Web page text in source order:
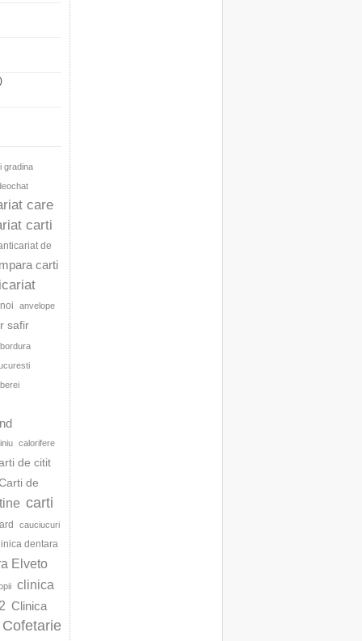
gradina
care
carti
de
carti
anvelope
safir
bordura
calorifere
de citit
de
carti
cauciucuri
dentara
Elveto
clinica
Clinica
Cofetarie